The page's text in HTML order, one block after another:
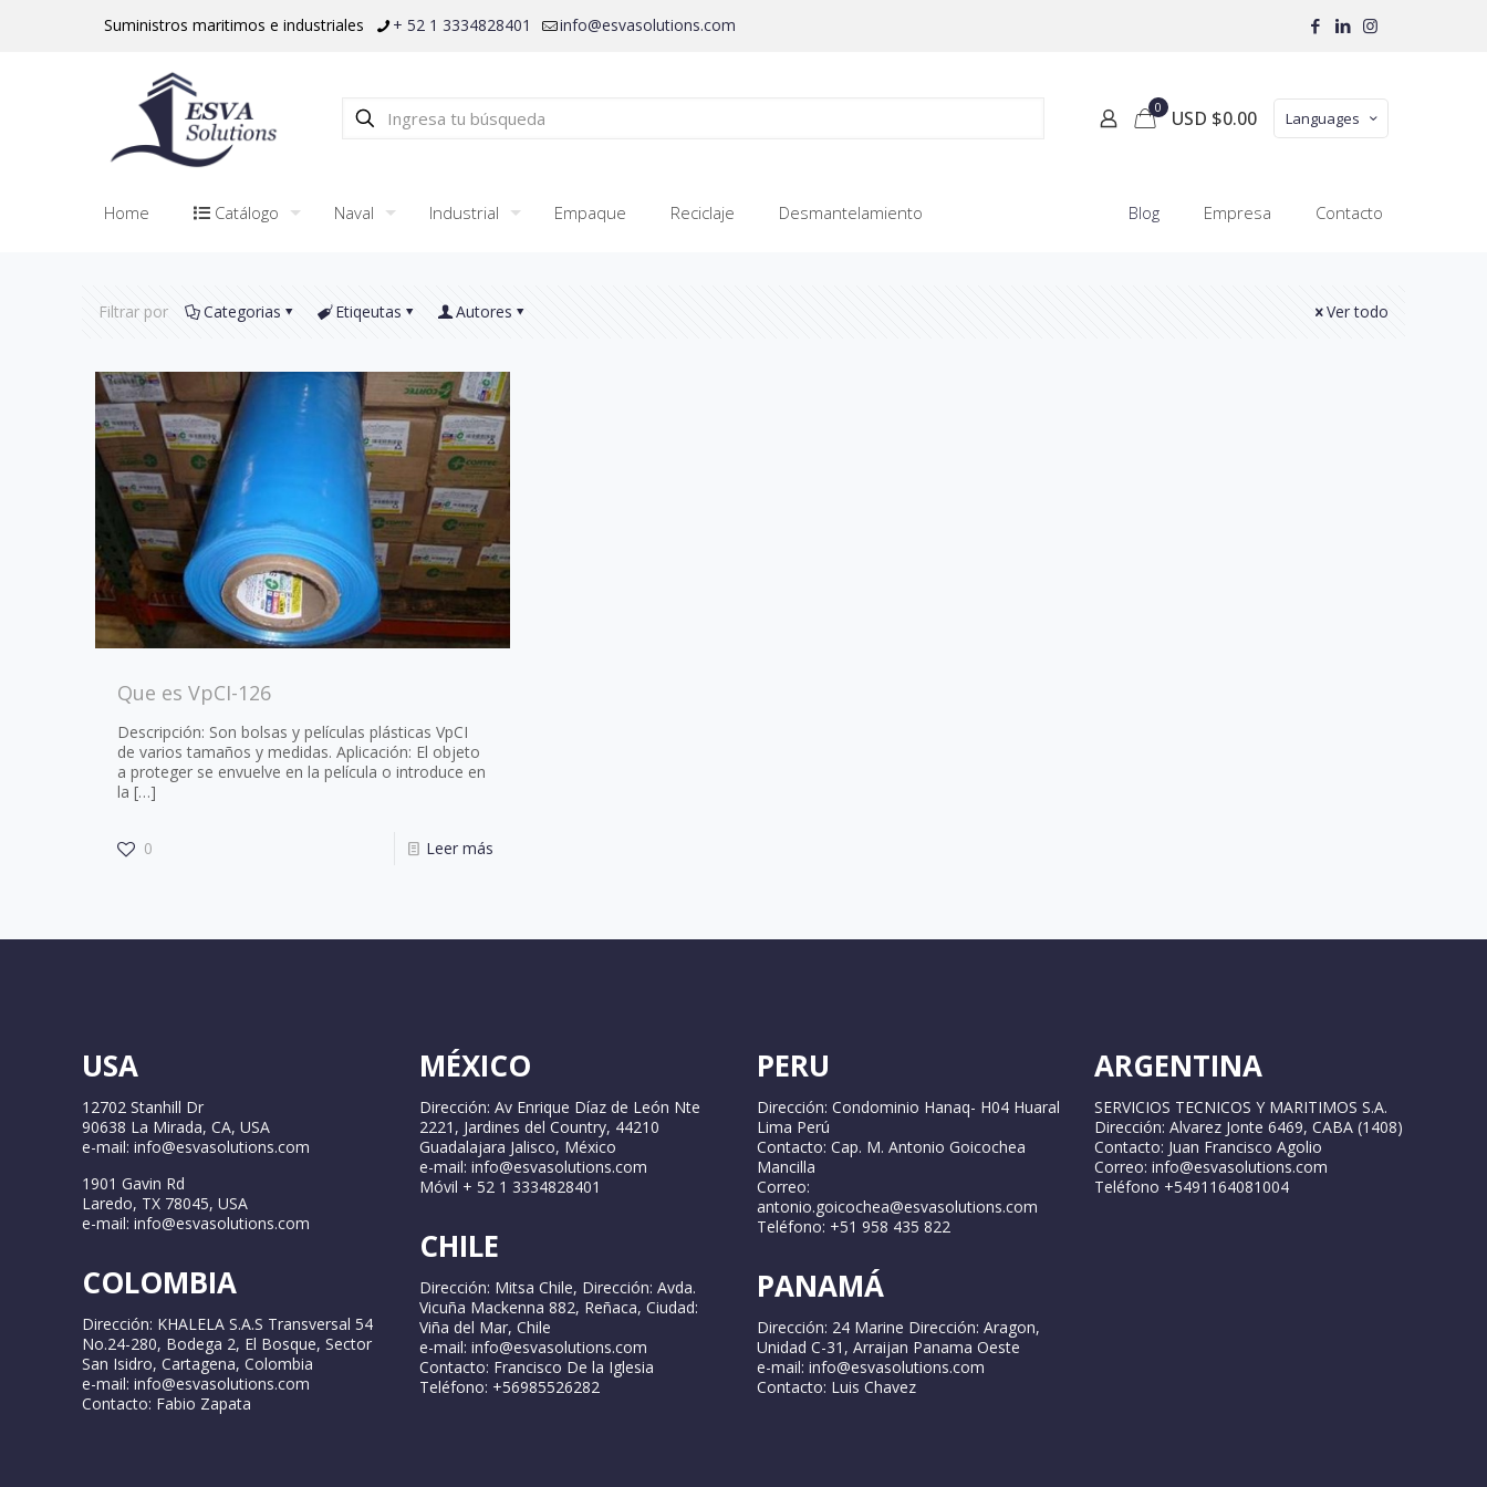
Suministros maritimos e industriales + 52 1 3334828401 info@esvasolutions.com
0 USD $0.00 Languages
Home Catálogo Naval Industrial Empaque Reciclaje Desmantelamiento Blog Empresa Contacto
Filtrar por Categorias Etiqeutas Autores Ver todo
Que es VpCI-126
Descripción: Son bolsas y películas plásticas VpCI
de varios tamaños y medidas. Aplicación: El objeto
a proteger se envuelve en la película o introduce en
la […]
0 Leer más
USA
12702 Stanhill Dr
90638 La Mirada, CA, USA
e-mail: info@esvasolutions.com
1901 Gavin Rd
Laredo, TX 78045, USA
e-mail: info@esvasolutions.com
COLOMBIA
Dirección: KHALELA S.A.S Transversal 54
No.24-280, Bodega 2, El Bosque, Sector
San Isidro, Cartagena, Colombia
e-mail: info@esvasolutions.com
Contacto: Fabio Zapata
MÉXICO
Dirección: Av Enrique Díaz de León Nte
2221, Jardines del Country, 44210
Guadalajara Jalisco, México
e-mail: info@esvasolutions.com
Móvil + 52 1 3334828401
CHILE
Dirección: Mitsa Chile, Dirección: Avda.
Vicuña Mackenna 882, Reñaca, Ciudad:
Viña del Mar, Chile
e-mail: info@esvasolutions.com
Contacto: Francisco De la Iglesia
Teléfono: +56985526282
PERU
Dirección: Condominio Hanaq- H04 Huaral
Lima Perú
Contacto: Cap. M. Antonio Goicochea
Mancilla
Correo:
antonio.goicochea@esvasolutions.com
Teléfono: +51 958 435 822
PANAMÁ
Dirección: 24 Marine Dirección: Aragon,
Unidad C-31, Arraijan Panama Oeste
e-mail: info@esvasolutions.com
Contacto: Luis Chavez
ARGENTINA
SERVICIOS TECNICOS Y MARITIMOS S.A.
Dirección: Alvarez Jonte 6469, CABA (1408)
Contacto: Juan Francisco Agolio
Correo: info@esvasolutions.com
Teléfono +5491164081004